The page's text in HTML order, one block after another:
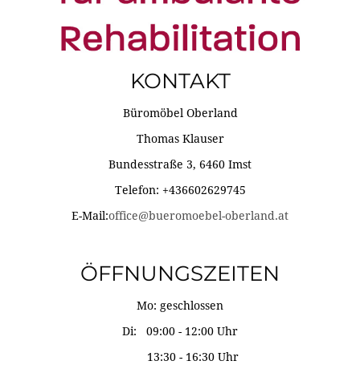
KONTAKT
Büromöbel Oberland
Thomas Klauser
Bundesstraße 3, 6460 Imst
Telefon: +436602629745
E-Mail:office@bueromoebel-oberland.at
ÖFFNUNGSZEITEN
Mo: geschlossen
Di: 09:00 - 12:00 Uhr
13:30 - 16:30 Uhr